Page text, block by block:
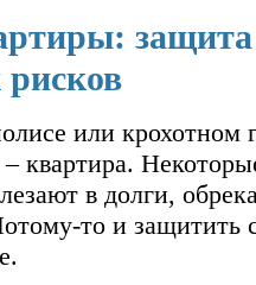
или крохотном
квартира.
в долги,
то и